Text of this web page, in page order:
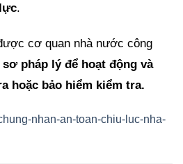
.
cơ quan nhà nước công
pháp lý để hoạt động và
hoặc bảo hiểm kiểm tra.
nhan-an-toan-chiu-luc-nha-